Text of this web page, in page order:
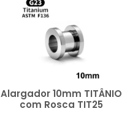
Alargador 10mm TITÂNIO
com Rosca TIT25